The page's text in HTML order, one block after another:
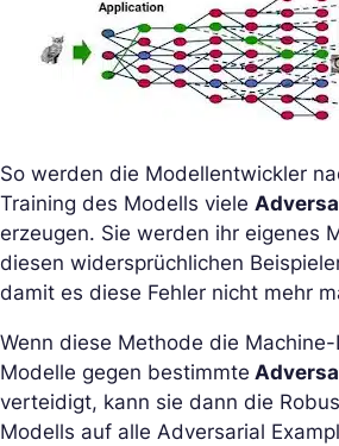
So werden die Modellentwickler
Training des Modells viele
erzeugen. Sie werden ihr eigenes
diesen widersprüchlichen
damit es diese Fehler nicht mehr
Wenn diese Methode die
Modelle gegen bestimmte
verteidigt, kann sie dann die
Modells auf alle Adversarial